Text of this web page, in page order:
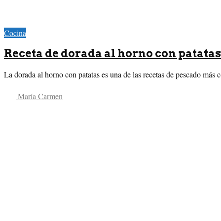
Cocina
Receta de dorada al horno con patatas
La dorada al horno con patatas es una de las recetas de pescado
María Carmen